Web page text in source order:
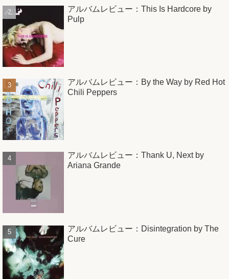
アルバムレビュー：This Is Hardcore by
Pulp
アルバムレビュー：By the Way by Red Hot
Chili Peppers
アルバムレビュー：Thank U, Next by
Ariana Grande
アルバムレビュー：Disintegration by The
Cure